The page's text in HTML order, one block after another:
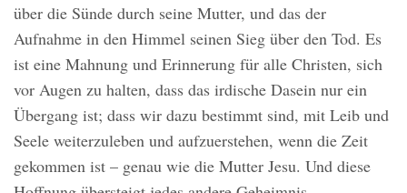
über die Sünde durch seine Mutter, und das der
Aufnahme in den Himmel seinen Sieg über den Tod. Es
ist eine Mahnung und Erinnerung für alle Christen, sich
vor Augen zu halten, dass das irdische Dasein nur ein
Übergang ist; dass wir dazu bestimmt sind, mit Leib und
Seele weiterzuleben und aufzuerstehen, wenn die Zeit
gekommen ist – genau wie die Mutter Jesu. Und diese